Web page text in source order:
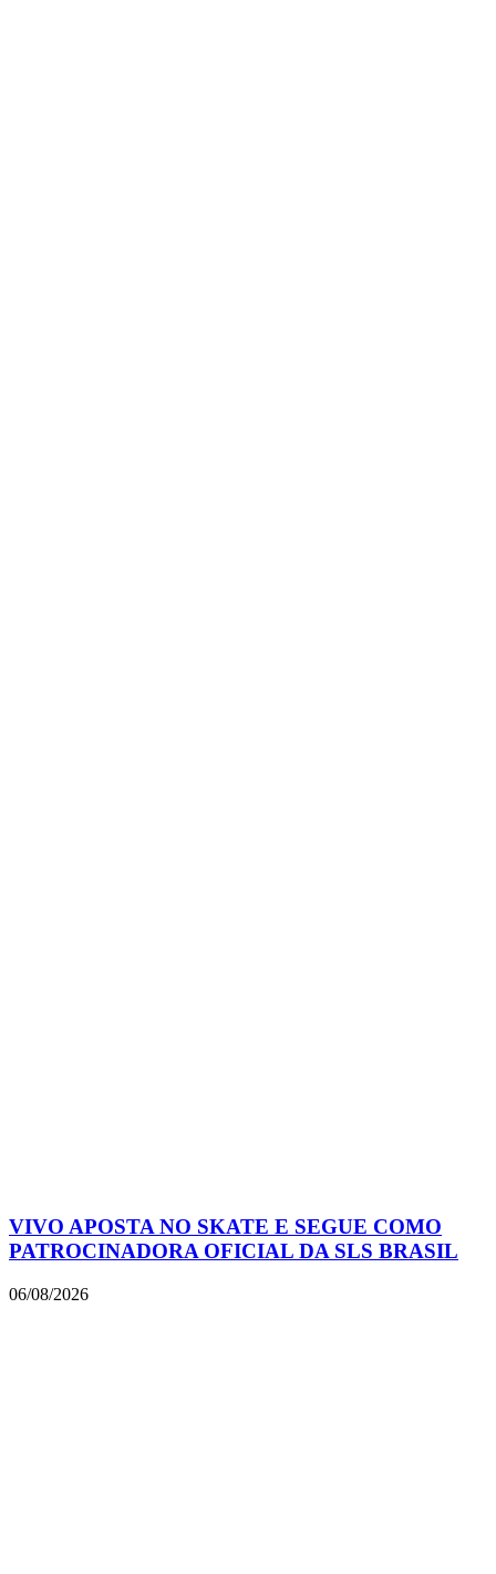
VIVO APOSTA NO SKATE E SEGUE COMO
PATROCINADORA OFICIAL DA SLS BRASIL
06/08/2026